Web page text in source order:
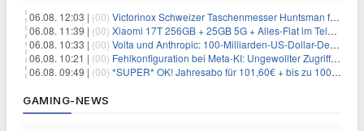
06.08. 12:03 | (00) Victorinox Schweizer Taschenmesser Huntsman für 32,99€
06.08. 11:39 | (00) Xiaomi 17T 256GB + 25GB 5G + Alles-Flat im Telekom-Netz für 9,99€/Monat
06.08. 10:33 | (00) Volta und Anthropic: 100-Milliarden-US-Dollar-Deal für KI-Rechenleistung
06.08. 10:21 | (00) Fehlkonfiguration bei Meta-KI: Ungewollter Zugriff auf fremde Systeme
06.08. 09:49 | (00) *SUPER* OK! Jahresabo für 101,60€ + bis zu 100€ Prämie
GAMING-NEWS